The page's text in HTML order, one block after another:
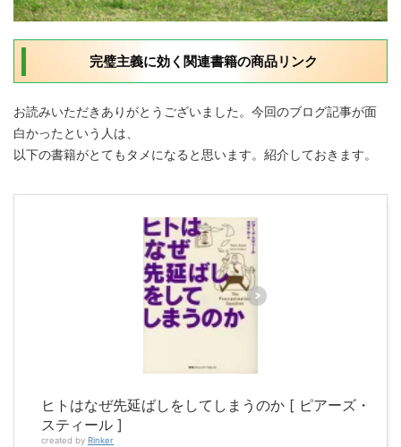
完璧主義に効く関連書籍の商品リンク
お読みいただきありがとうございました。今回のブログ記事が面
白かったという人は、
以下の書籍がとてもタメになると思います。紹介しておきます。
ヒトはなぜ先延ばしをしてしまうのか [ ピアーズ・
スティール ]
created by Rinker